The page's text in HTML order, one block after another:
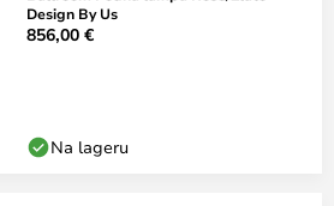
Design By Us
856,00 €
Na lageru